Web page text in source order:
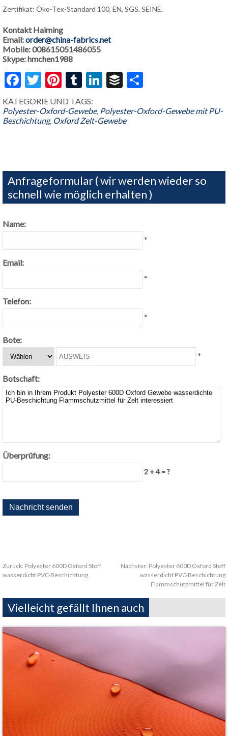
Zertifikat: Öko-Tex-Standard 100, EN, SGS, SEINE.
Kontakt Haiming
Email:order@china-fabrics.net
Mobile: 008615051486055
Skype: hmchen1988
Facebook
Twitter
Pinterest
Tumblr
LinkedIn
Buffer
KATEGORIE UND TAGS:
Polyester-Oxford-Gewebe, Polyester-Oxford-Gewebe mit PU-
Beschichtung, Oxford Zelt-Gewebe
Anfrageformular ( wir werden wieder so
schnell wie möglich erhalten )
Name:
*
Email:
*
Telefon:
*
Bote:
*
Botschaft:
Überprüfung:
2 + 4 = ?
Zurück: Polyester 600D Oxford Stoff
wasserdicht PVC-Beschichtung
Nächster: Polyester 600D Oxford Stoff
wasserdicht PVC-Beschichtung
Flammschutzmittel für Zelt
Vielleicht gefällt Ihnen auch